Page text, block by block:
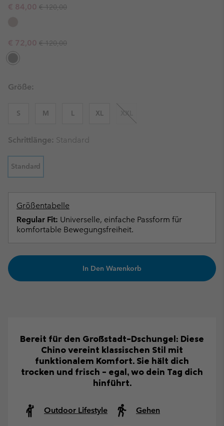
Sale price:
€ 84,00 Regular price:
€ 120,00
Sale price:
€ 72,00 Regular price:
€ 120,00
Größe:
S M L XL XXL
Schrittlänge: Standard
Standard
Größentabelle
Regular Fit: Universelle, einfache Passform für
komfortable Bewegungsfreiheit.
In Den Warenkorb
Bereit für den Großstadt-Dschungel: Diese
Chino vereint klassischen Stil mit
funktionalem Komfort. Sie hält dich
trocken und frisch – egal, wo dein Tag dich
hinführt.
Outdoor Lifestyle Gehen